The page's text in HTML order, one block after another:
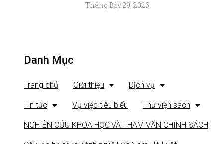
Tháng Bảy 29, 2026
Danh Mục
Trang chủ Giới thiệu Dịch vụ
Tin tức Vụ việc tiêu biểu Thư viện sách
NGHIÊN CỨU KHOA HỌC VÀ THAM VẤN CHÍNH SÁCH